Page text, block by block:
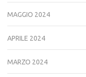
MAGGIO 2024
APRILE 2024
MARZO 2024